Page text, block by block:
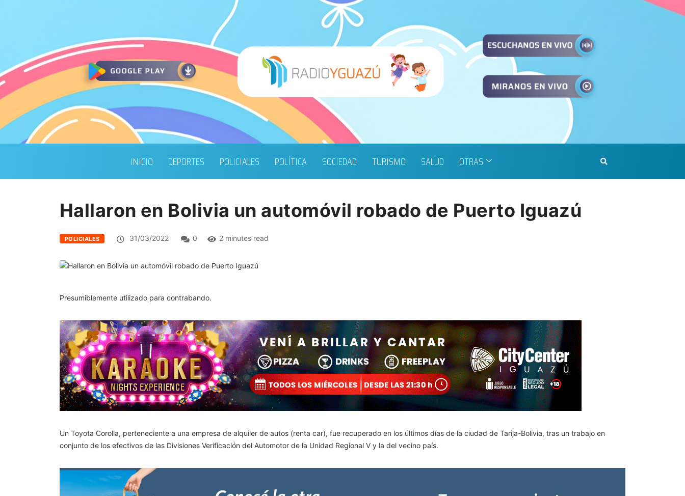
INICIO DEPORTES POLICIALES POLÍTICA SOCIEDAD TURISMO SALUD OTRAS
Hallaron en Bolivia un automóvil robado de Puerto Iguazú
POLICIALES 31/03/2022 0 2 minutes read
Presumiblemente utilizado para contrabando.
Un Toyota Corolla, perteneciente a una empresa de alquiler de autos (renta car), fue recuperado en los últimos días de la ciudad de Tarija-Bolivia, tras un trabajo en
conjunto de los efectivos de las Divisiones Verificación del Automotor de la Unidad Regional V y la del vecino país.